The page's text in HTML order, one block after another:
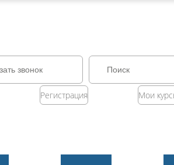
звонок
Регистрация Мои